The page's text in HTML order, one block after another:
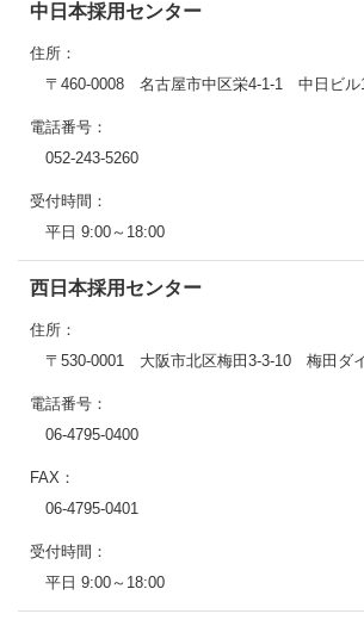
中日本採用センター
住所：
〒460-0008 名古屋市中区栄4-1-1 中日ビル
電話番号：
052-243-5260
受付時間：
平日 9:00～18:00
西日本採用センター
住所：
〒530-0001 大阪市北区梅田3-3-10 梅田ダ
電話番号：
06-4795-0400
FAX：
06-4795-0401
受付時間：
平日 9:00～18:00